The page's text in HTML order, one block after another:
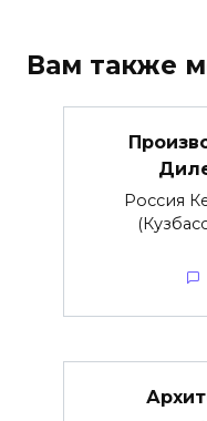
Вам также
Россия